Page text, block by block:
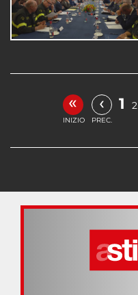
«
INIZIO
‹
PREC.
1 2